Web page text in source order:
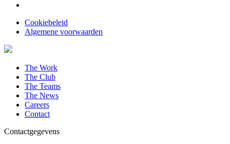
Cookiebeleid
Algemene voorwaarden
The Work
The Club
The Teams
The News
Careers
Contact
Contactgegevens